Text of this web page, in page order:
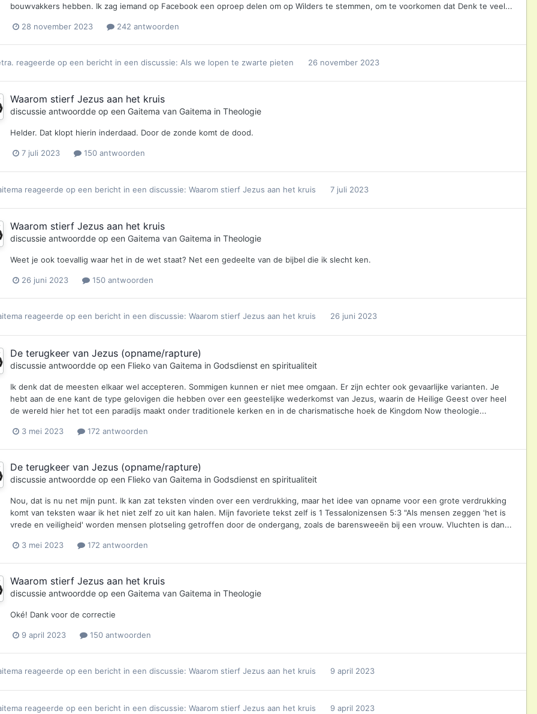
bouwvakkers hebben. Ik zag iemand op Facebook een oproep delen om op Wilders te stemmen, om te voorkomen dat Denk te veel...
28 november 2023 242 antwoorden
reageerde op een bericht in een discussie: Als we lopen te zwarte pieten 26 november 2023
Waarom stierf Jezus aan het kruis
discussie antwoordde op een Gaitema van Gaitema in Theologie
Helder. Dat klopt hierin inderdaad. Door de zonde komt de dood.
7 juli 2023 150 antwoorden
reageerde op een bericht in een discussie: Waarom stierf Jezus aan het kruis 7 juli 2023
Waarom stierf Jezus aan het kruis
discussie antwoordde op een Gaitema van Gaitema in Theologie
Weet je ook toevallig waar het in de wet staat? Net een gedeelte van de bijbel die ik slecht ken.
26 juni 2023 150 antwoorden
reageerde op een bericht in een discussie: Waarom stierf Jezus aan het kruis 26 juni 2023
De terugkeer van Jezus (opname/rapture)
discussie antwoordde op een Flieko van Gaitema in Godsdienst en spiritualiteit
Ik denk dat de meesten elkaar wel accepteren. Sommigen kunnen er niet mee omgaan. Er zijn echter ook gevaarlijke varianten. Je
hebt aan de ene kant de type gelovigen die hebben over een geestelijke wederkomst van Jezus, waarin de Heilige Geest over heel
de wereld hier het tot een paradijs maakt onder traditionele kerken en in de charismatische hoek de Kingdom Now theologie...
3 mei 2023 172 antwoorden
De terugkeer van Jezus (opname/rapture)
discussie antwoordde op een Flieko van Gaitema in Godsdienst en spiritualiteit
Nou, dat is nu net mijn punt. Ik kan zat teksten vinden over een verdrukking, maar het idee van opname voor een grote verdrukking
komt van teksten waar ik het niet zelf zo uit kan halen. Mijn favoriete tekst zelf is 1 Tessalonizensen 5:3 "Als mensen zeggen 'het is
vrede en veiligheid' worden mensen plotseling getroffen door de ondergang, zoals de barensweeën bij een vrouw. Vluchten is dan...
3 mei 2023 172 antwoorden
Waarom stierf Jezus aan het kruis
discussie antwoordde op een Gaitema van Gaitema in Theologie
Oké! Dank voor de correctie
9 april 2023 150 antwoorden
reageerde op een bericht in een discussie: Waarom stierf Jezus aan het kruis 9 april 2023
reageerde op een bericht in een discussie: Waarom stierf Jezus aan het kruis 9 april 2023